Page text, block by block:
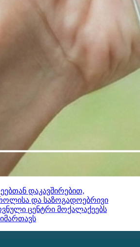
დაკავშირებით,
და საზოგადოებრივი
ცენტრი მოქალაქეებს